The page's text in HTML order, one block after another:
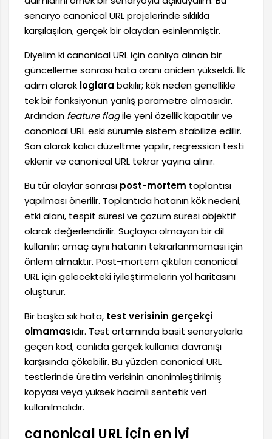
senaryo canonical URL projelerinde sıklıkla
karşılaşılan, gerçek bir olaydan esinlenmiştir.
Diyelim ki canonical URL için canlıya alınan bir
güncelleme sonrası hata oranı aniden yükseldi. İlk
adım olarak loglara bakılır; kök neden genellikle
tek bir fonksiyonun yanlış parametre almasıdır.
Ardından feature flagile yeni özellik kapatılır ve
canonical URL eski sürümle sistem stabilize edilir.
Son olarak kalıcı düzeltme yapılır, regression testi
eklenir ve canonical URL tekrar yayına alınır.
Bu tür olaylar sonrası post-mortem toplantısı
yapılması önerilir. Toplantıda hatanın kök nedeni,
etki alanı, tespit süresi ve çözüm süresi objektif
olarak değerlendirilir. Suçlayıcı olmayan bir dil
kullanılır; amaç aynı hatanın tekrarlanmaması için
önlem almaktır. Post-mortem çıktıları canonical
URL için gelecekteki iyileştirmelerin yol haritasını
oluşturur.
Bir başka sık hata, test verisinin gerçekçi
olmamasıdır. Test ortamında basit senaryolarla
geçen kod, canlıda gerçek kullanıcı davranışı
karşısında çökebilir. Bu yüzden canonical URL
testlerinde üretim verisinin anonimleştirilmiş
kopyası veya yüksek hacimli sentetik veri
kullanılmalıdır.
canonical URL için en iyi